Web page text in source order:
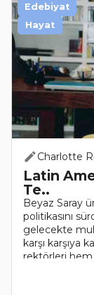
Charlotte
Latin
Te..
Beyaz Saray
politikasını
gelecekte
karşı karşıya
rektörleri hem
Edebiyat
Hayat